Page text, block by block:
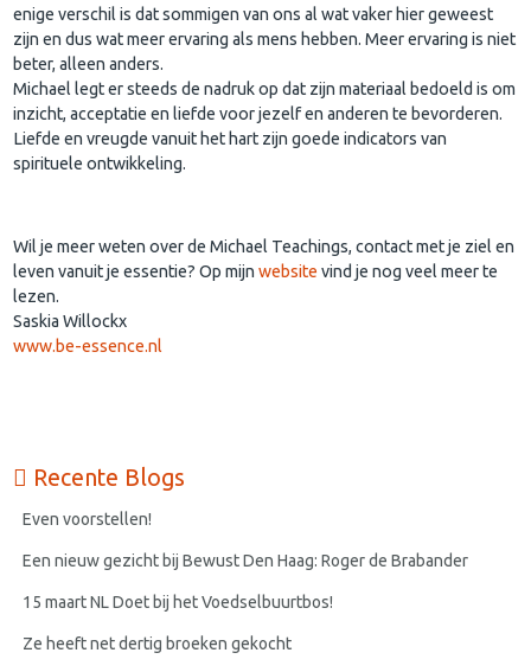
enige verschil is dat sommigen van ons al wat vaker hier geweest
zijn en dus wat meer ervaring als mens hebben. Meer ervaring is niet
beter, alleen anders.
Michael legt er steeds de nadruk op dat zijn materiaal bedoeld is om
inzicht, acceptatie en liefde voor jezelf en anderen te bevorderen.
Liefde en vreugde vanuit het hart zijn goede indicators van
spirituele ontwikkeling.
Wil je meer weten over de Michael Teachings, contact met je ziel en
leven vanuit je essentie? Op mijnwebsite vind je nog veel meer te
lezen.
Saskia Willockx
www.be-essence.nl
Recente Blogs
Even voorstellen!
Een nieuw gezicht bij Bewust Den Haag: Roger de Brabander
15 maart NL Doet bij het Voedselbuurtbos!
Ze heeft net dertig broeken gekocht